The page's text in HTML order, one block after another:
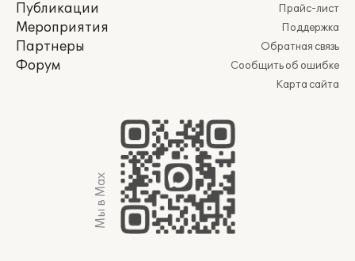
Публикации
Мероприятия
Партнеры
Форум
Прайс-лист
Поддержка
Обратная связь
Сообщить об ошибке
Карта сайта
Мы в Max